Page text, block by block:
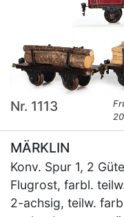
Nr. 1113
MÄRKLIN
Konv. Spur 1, 2
Flugrost, farbl.
2-achsig, teilw.